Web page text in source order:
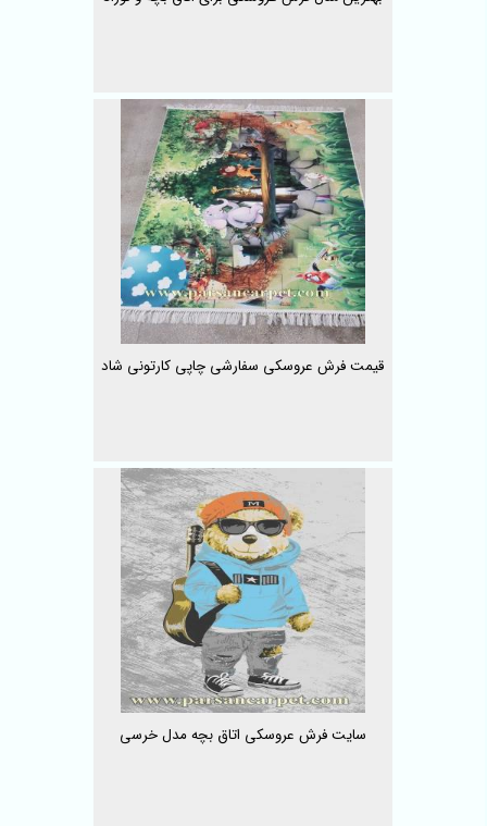
قیمت فرش عروسکی سفارشی چاپی کارتونی شاد
سایت فرش عروسکی اتاق بچه مدل خرسی